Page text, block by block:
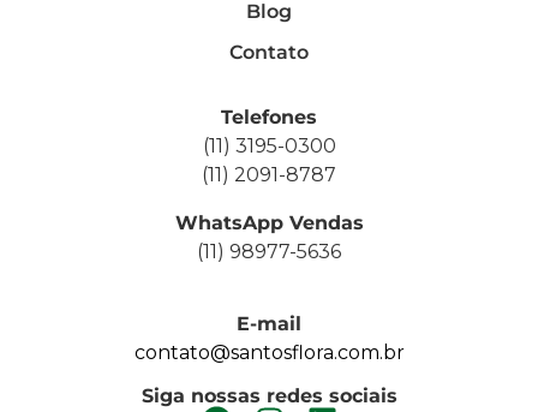
Blog
Contato
Telefones
(11) 3195-0300
(11) 2091-8787
WhatsApp Vendas
(11) 98977-5636
E-mail
contato@santosflora.com.br
Siga nossas redes sociais